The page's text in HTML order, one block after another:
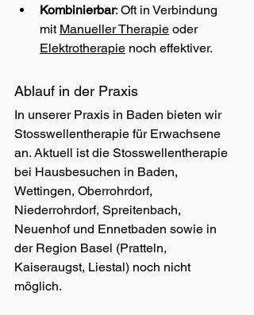
Kombinierbar: Oft in Verbindung
mit Manueller Therapie oder
Elektrotherapie noch effektiver.
Ablauf in der Praxis
In unserer Praxis in Baden bieten wir
Stosswellentherapie für Erwachsene
an. Aktuell ist die Stosswellentherapie
bei Hausbesuchen in Baden,
Wettingen, Oberrohrdorf,
Niederrohrdorf, Spreitenbach,
Neuenhof und Ennetbaden sowie in
der Region Basel (Pratteln,
Kaiseraugst, Liestal) noch nicht
möglich.